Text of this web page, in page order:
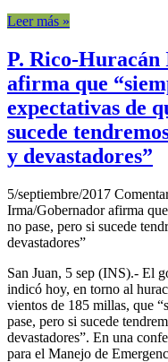
Leer más »
P. Rico-
afirma que
expectativas de
sucede
y devastadores”
5/septiembre/2017
Irma/Gobernador afirma
no pase, pero si sucede
devastadores”
San Juan, 5 sep (INS).- El
indicó hoy, en torno al
vientos de 185 millas, que
pase, pero si sucede
devastadores”. En una
para el Manejo de